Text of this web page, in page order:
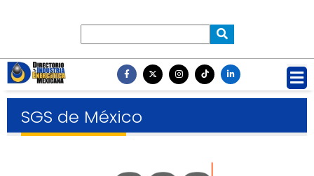
SGS de México